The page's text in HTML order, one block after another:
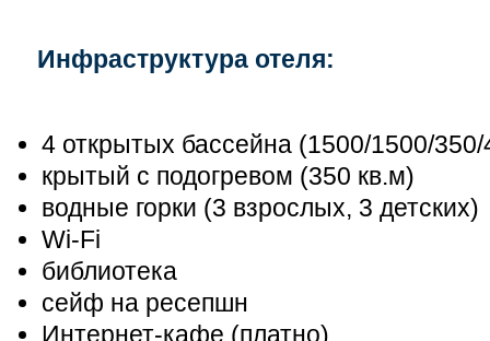
Инфраструктура отеля:
4 открытых бассейна (1500/1500/
крытый с подогревом (350 кв.м)
водные горки (3 взрослых, 3 детских)
Wi-Fi
библиотека
сейф на ресепшн
Интернет-кафе (платно)